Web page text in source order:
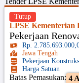
LPSE Kementerian
Pekerjaan
Rp.
Jawa Tengah
Pekerjaan
Harga Satuan
Batas Pemasukan: 4
Tutup